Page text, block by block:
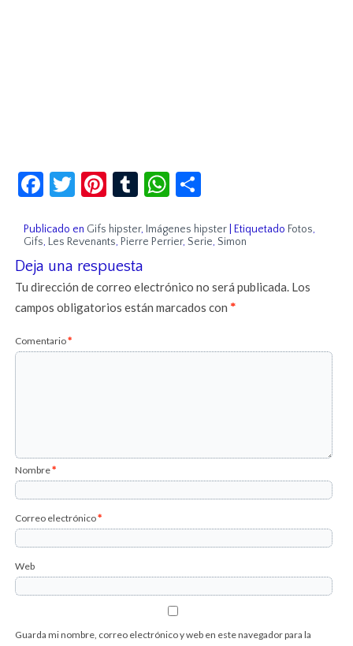
Facebook
Twitter
Pinterest
TumblrWhatsApp
Publicado en Gifs hipster, Imágenes hipster |Etiquetado Fotos,
Gifs, Les Revenants, Pierre Perrier, Serie, Simon
Deja una respuesta
Tu dirección de correo electrónico no será publicada. Los
campos obligatorios están marcados con*
Comentario*
Nombre*
Correo electrónico*
Web
Guarda mi nombre, correo electrónico y web en este navegador para la